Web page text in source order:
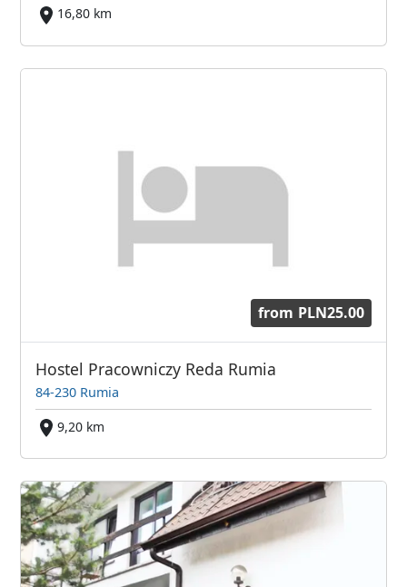
16,80 km
from PLN25.00
Hostel Pracowniczy Reda Rumia
84-230 Rumia
9,20 km